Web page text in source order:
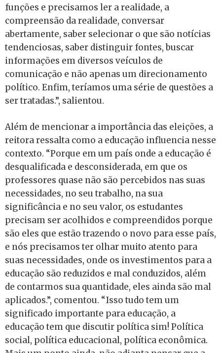
funções e precisamos ler a realidade, a
compreensão da realidade, conversar
abertamente, saber selecionar o que são notícias
tendenciosas, saber distinguir fontes, buscar
informações em diversos veículos de
comunicação e não apenas um direcionamento
político. Enfim, teríamos uma série de questões a
ser tratadas.”, salientou.
Além de mencionar a importância das eleições, a
reitora ressalta como a educação influencia nesse
contexto. “Porque em um país onde a educação é
desqualificada e desconsiderada, em que os
professores quase não são percebidos nas suas
necessidades, no seu trabalho, na sua
significância e no seu valor, os estudantes
precisam ser acolhidos e compreendidos porque
são eles que estão trazendo o novo para esse país,
e nós precisamos ter olhar muito atento para
suas necessidades, onde os investimentos para a
educação são reduzidos e mal conduzidos, além
de contarmos sua quantidade, eles ainda são mal
aplicados.”, comentou. “Isso tudo tem um
significado importante para educação, a
educação tem que discutir política sim! Política
social, política educacional, política econômica.